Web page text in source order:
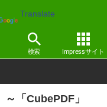
Translate
検索 Impressサイト
プデート
「CubePDF」